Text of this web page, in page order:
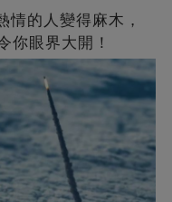
情的人變得麻木，
你眼界大開！